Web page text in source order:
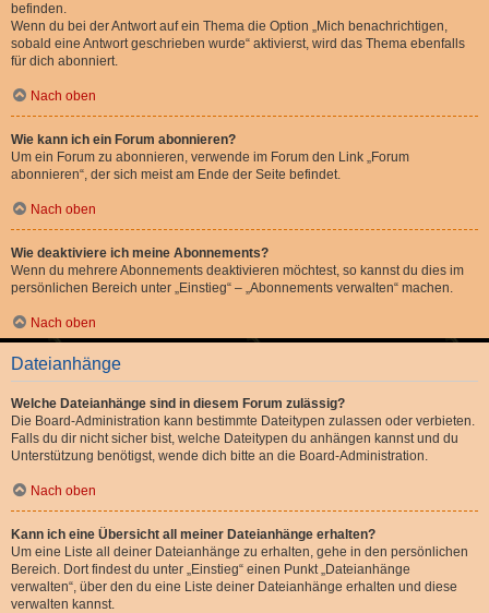
befinden.
Wenn du bei der Antwort auf ein Thema die Option „Mich benachrichtigen,
sobald eine Antwort geschrieben wurde“ aktivierst, wird das Thema ebenfalls
für dich abonniert.
Nach oben
Wie kann ich ein Forum abonnieren?
Um ein Forum zu abonnieren, verwende im Forum den Link „Forum
abonnieren“, der sich meist am Ende der Seite befindet.
Nach oben
Wie deaktiviere ich meine Abonnements?
Wenn du mehrere Abonnements deaktivieren möchtest, so kannst du dies im
persönlichen Bereich unter „Einstieg“ – „Abonnements verwalten“ machen.
Nach oben
Dateianhänge
Welche Dateianhänge sind in diesem Forum zulässig?
Die Board-Administration kann bestimmte Dateitypen zulassen oder verbieten.
Falls du dir nicht sicher bist, welche Dateitypen du anhängen kannst und du
Unterstützung benötigst, wende dich bitte an die Board-Administration.
Nach oben
Kann ich eine Übersicht all meiner Dateianhänge erhalten?
Um eine Liste all deiner Dateianhänge zu erhalten, gehe in den persönlichen
Bereich. Dort findest du unter „Einstieg“ einen Punkt „Dateianhänge
verwalten“, über den du eine Liste deiner Dateianhänge erhalten und diese
verwalten kannst.